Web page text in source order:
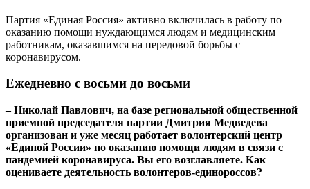
Партия «Единая Россия» активно включилась в работу по
оказанию помощи нуждающимся людям и медицинским
работникам, оказавшимся на передовой борьбы с
коронавирусом.
Ежедневно с восьми до восьми
– Николай Павлович, на базе региональной общественной
приемной председателя партии Дмитрия Медведева
организован и уже месяц работает волонтерский центр
«Единой России» по оказанию помощи людям в связи с
пандемией коронавируса. Вы его возглавляете. Как
оцениваете деятельность волонтеров-единороссов?